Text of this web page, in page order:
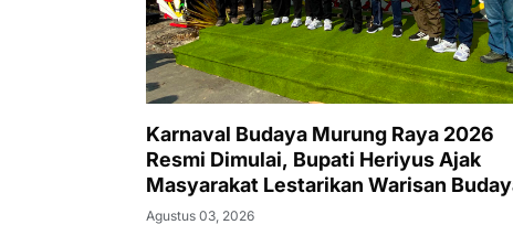
Karnaval Budaya Murung Raya 2026
Resmi Dimulai, Bupati Heriyus Ajak
Masyarakat Lestarikan Warisan
Agustus 03, 2026